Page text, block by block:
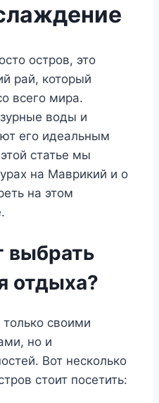
остров, это
рай, который
всего мира.
воды и
его идеальным
статье мы
на Маврикий и о
на этом
выбрать
отдыха?
своими
но и
Вот несколько
стоит посетить: